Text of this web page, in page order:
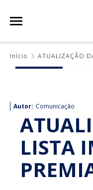
Início ATUALIZAÇÃO
Autor: Comunicação
LISTA